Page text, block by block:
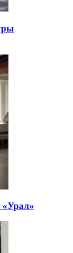
«Урал»